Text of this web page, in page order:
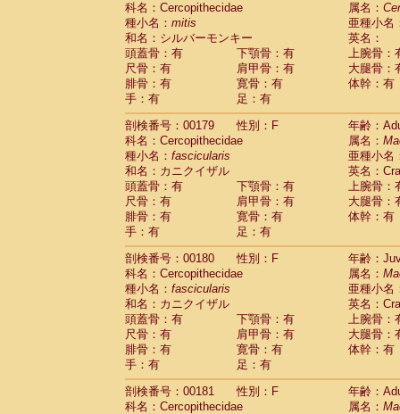
科名：Cercopithecidae
属名：
種小名： mitis
亜種小名
和名：シルバーモンキー
英名：
頭蓋骨：有
下顎骨：有
上腕骨：
尺骨：有
肩甲骨：有
大腿骨：
腓骨：有
寛骨：有
体幹：有
手：有
足：有
剖検番号：00179
性別：F
年齢：
科名：Cercopithecidae
属名：
種小名： fascicularis
亜種小名
和名：カニクイザル
英名：
頭蓋骨：有
下顎骨：有
上腕骨：
尺骨：有
肩甲骨：有
大腿骨：
腓骨：有
寛骨：有
体幹：有
手：有
足：有
剖検番号：00180
性別：F
年齢：
科名：Cercopithecidae
属名：
種小名： fascicularis
亜種小名
和名：カニクイザル
英名：
頭蓋骨：有
下顎骨：有
上腕骨：
尺骨：有
肩甲骨：有
大腿骨：
腓骨：有
寛骨：有
体幹：有
手：有
足：有
剖検番号：00181
性別：F
年齢：
科名：Cercopithecidae
属名：